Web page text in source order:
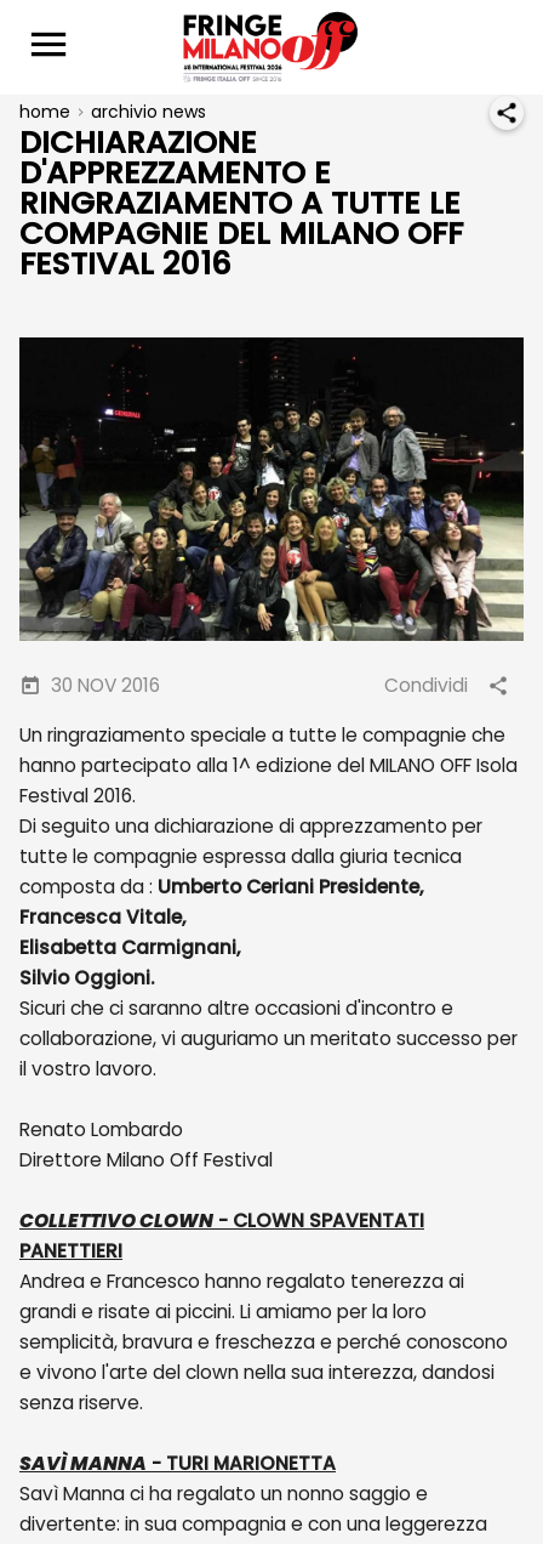
home archivio news
DICHIARAZIONE
D'APPREZZAMENTO E
RINGRAZIAMENTO A TUTTE LE
COMPAGNIE DEL MILANO OFF
FESTIVAL 2016
30 NOV 2016
Condividi
Un ringraziamento speciale a tutte le compagnie che
hanno partecipato alla 1^ edizione del MILANO OFF Isola
Festival 2016.
Di seguito una dichiarazione di apprezzamento per
tutte le compagnie espressa dalla giuria tecnica
composta da : Umberto Ceriani Presidente,
Francesca Vitale,
Elisabetta Carmignani,
Silvio Oggioni.
Sicuri che ci saranno altre occasioni d'incontro e
collaborazione, vi auguriamo un meritato successo per
il vostro lavoro.
Renato Lombardo
Direttore Milano Off Festival
COLLETTIVO CLOWN - CLOWN SPAVENTATI
PANETTIERI
Andrea e Francesco hanno regalato tenerezza ai
grandi e risate ai piccini. Li amiamo per la loro
semplicità, bravura e freschezza e perché conoscono
e vivono l'arte del clown nella sua interezza, dandosi
senza riserve.
SAVÌ MANNA - TURI MARIONETTA
Savì Manna ci ha regalato un nonno saggio e
divertente: in sua compagnia e con una leggerezza